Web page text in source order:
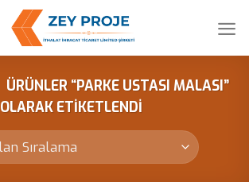
ÜRÜNLER “PARKE USTASI MALASI”
OLARAK ETIKETLENDI